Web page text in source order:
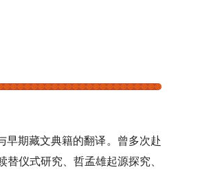
期藏文典籍的翻译。曾多次赴
仪式研究、哲孟雄起源探究、